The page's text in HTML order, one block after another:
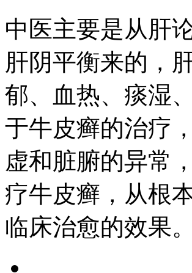
中医主要是从肝
肝阴平衡来的，
郁、血热、痰湿
于牛皮癣的治疗
虚和脏腑的异常
疗牛皮癣，从根
临床治愈的效果。